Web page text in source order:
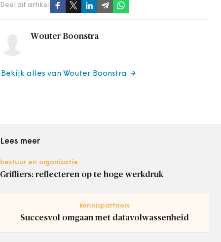
Deel dit artikel
Wouter Boonstra
Bekijk alles van Wouter Boonstra
Lees meer
bestuur en organisatie
Griffiers: reflecteren op te hoge werkdruk
kennispartners
Succesvol omgaan met datavolwassenheid